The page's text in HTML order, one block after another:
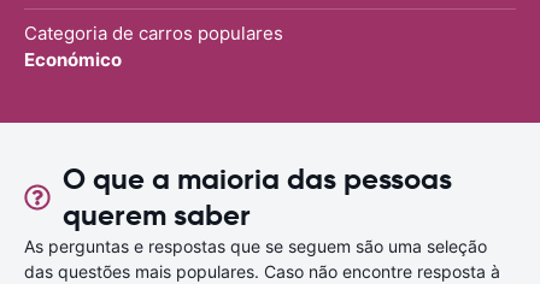
Categoria de carros populares
Económico
O que a maioria das pessoas
querem saber
As perguntas e respostas que se seguem são uma seleção
das questões mais populares. Caso não encontre resposta à